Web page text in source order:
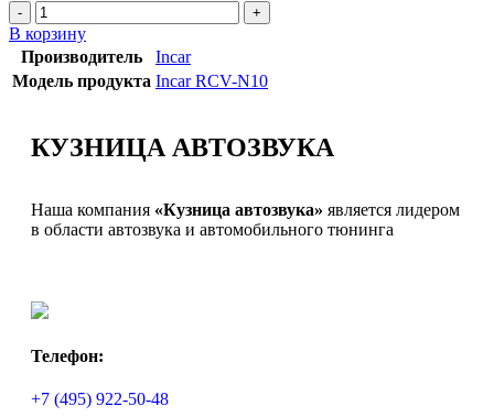
В корзину
Производитель
Incar
Модель продукта Incar RCV-N10
КУЗНИЦА АВТОЗВУКА
Наша компания «Кузница автозвука» является лидером
в области автозвука и автомобильного тюнинга
Телефон:
+7 (495) 922-50-48